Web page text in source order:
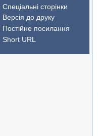
Спеціальні сторінки
Версія до друку
Постійне посилання
Short URL